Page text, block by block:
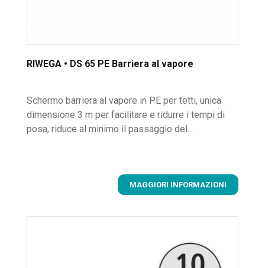
RIWEGA • DS 65 PE Barriera al vapore
Schermo barriera al vapore in PE per tetti, unica
dimensione 3 m per facilitare e ridurre i tempi di
posa, riduce al minimo il passaggio del...
MAGGIORI INFORMAZIONI